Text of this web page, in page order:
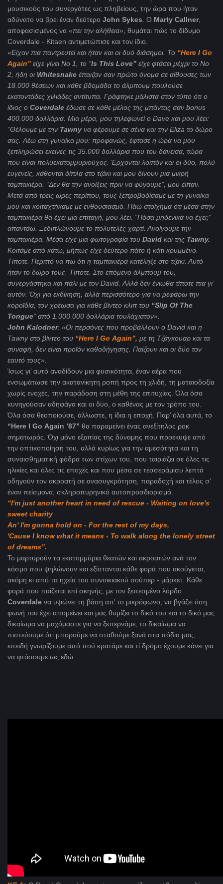
μουσικούς του συνεργάτες ως πληβείους, την ώρα που ήταν
αδύνατο να βρει έναν δεύτερο John Sykes . O Marty Callner,
αποφασισμένος να «πει την αλήθεια» , θυμάται πώς το δίδυμο
Coverdale - Kitaen αντιμετώπισε και τον ίδιο.
«Είχαν πια παντρευτεί και ήταν και οι δυό διάσημοι. To “Here I Go
Again” είχε γίνει Νο 1, το “Is This Love” είχε φτάσει μέχρι το Νο
2, ήδη οι Whitesnake έπαιζαν σαν πρώτο όνομα σε αίθουσες των
18.000 θέσεων και κάθε βδομάδα το άλμπουμ πουλούσε
εκατοντάδες χιλιάδες αντίτυπα. Γράφτηκε μάλιστα στον τύπο ότι ο
ίδιος ο Coverdale έδωσε σε κάθε μέλος της μπάντας σαν bonus
400.000 δολλάρια. Μια μέρα, μου τηλεφωνεί ο Dave και μου λέει:
“Θέλουμε με την Tawny να φέρουμε σε σένα και την Eliza το δώρο
σας. Λέω στη γυναίκα μου: προφανώς, έφτασε η ώρα να μου
ξεπληρώσει εκείνες τις 35.000 δολλάρια που του δάνεισα, τώρα
που είναι πολυεκατομμυριούχος. Έρχονται λοιπόν και οι δύο, πολύ
ευγενείς, κάθονται δίπλα στο τζάκι και μου δίνουν μια μικρή
ταμπακιέρα. “Δεν θα την ανοίξεις πριν να φύγουμε”, μου είπαν.
Μετά από τρεις ώρες περίπου, τους ξεπροβοδίσαμε με τη γυναίκα
μου και κοιταχτήκαμε με ενθουσιασμό. Πάω στοίχημα ότι μέσα στην
ταμπακιέρα θα έχει μια επιταγή, μου λέει. “Πόσα μηδενικά να έχει;"
απαντάω. Ξεδιπλώνουμε το πολυτελές χαρτί. Ανοίγουμε την
ταμπακιέρα. Μέσα είχε μια φωτογραφία του David και της Tawny.
Κοιτάμε από κάτω, μήπως είχε δεύτερο πάτο ή κάτι κρυμμένο.
Τίποτε. Περιττό να πω ότι η ταμπακιέρα κατέληξε στο τζάκι. Αυτό
ήταν το δώρο τους. Τίποτε. Στο επόμενο άλμπουμ του,
συνεργάστηκα και πάλι με τον David. Αλλά δεν ένιωθα τίποτε πια γι’
αυτόν. Όχι για εκδίκηση, αλλά περισσότερο για να ρεφάρω την
κοροϊδία, τον χρέωσα για κάθε βίντεο κλιπ του “Slip Of The
Tongue” από 1.000.000 δολλάρια τουλάχιστον».
John Kalodner: «Οι περσόνες που προβάλλουν ο David και η
Tawny στο βίντεο του “Here I Go Again”, με τη Τζάγκουαρ και τα
συναφή, δεν είναι προϊόν καθοδήγησης. Παίζουν και οι δύο τον
εαυτό τους».
Ίσως γι’ αυτό αναδίδουν μια φυσικότητα, έναν αέρα που
ενσωμάτωσε την ακατανίκητη ροπή προς τη χλιδή, τη ματαιοδοξία
χωρίς ενοχές, την παράδοση στη μέθη της επιτυχίας. Όλα όσα
κυνηγούσαν αδηφάγα και οι δύο, ο καθένας με τον τρόπο του.
Όλα όσα θεοποιούσε, άλλωστε, η ίδια η εποχή. Παρ’ όλα αυτά, το
“Here I Go Again ’87” θα παραμείνει ένας ανεξίτηλος ροκ
σηματωρός. Όχι μόνο εξαιτίας της δύναμης που προέκυψε από
την οπτικοποίησή του, αλλά κυρίως για την αμεσότητα και τη
συναισθηματική φόδρα των στίχων του, που ταιριάζει σε όλες τις
ηλικίες και όλες τις εποχές και που μέσα σε τεσσεράμισυ λεπτά
οδηγούν τον ακροατή σε ανασυγκρότηση, παραδοχή και τέλος σ’
έναν πείσμονα, σκληροπυρηνικό αυτοπροσδιορισμό.
“I'm just another heart in need of rescue - Waiting on love's
sweet charity
An' I'm gonna hold on - For the rest of my days,
'Cause I know what it means - To walk along the lonely street
of dreams”.
Το μαρτυρούν τα εκατομμύρια θεατών και ακροατών ανά τον
κόσμο που ψηλώνουν και εξίστανται κάθε φορά που ακούγεται,
ακόμη κι από τα ηχεία του συνοικιακού σούπερ - μάρκετ. Κάθε
φορά που παίζεται επί σκηνής, με τον ξεπεσμένο λόρδο
Coverdale να υψώνει τη βάση απ’ το μικρόφωνο, να βγάζει όση
φωνή του έχει απομείνει και μας θυμίζει το δικό του και το δικό μας
δικαίωμα να μαχόμαστε για να ξεπερνάμε, το δικαίωμα να
πιστεύουμε ότι μπορούμε να σταθούμε ξανά στα πόδια μας,
επειδή γνωρίζουμε από πού κρατάμε και τί δρόμο έχουμε κάνει για
να φτάσουμε ως εδώ.